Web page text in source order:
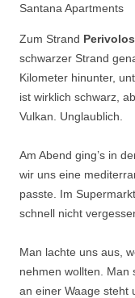
Santana Apartments
Zum Strand Perivolos
schwarzer Strand
Kilometer hinunter,
ist wirklich schwarz,
Vulkan. Unglaublich.
Am Abend ging’s in
wir uns eine
passte. Im
schnell nicht
Man lachte uns aus,
nehmen wollten. Man
an einer Waage steht